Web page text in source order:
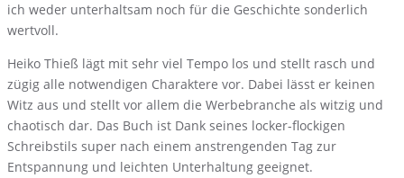
ich weder unterhaltsam noch für die Geschichte sonderlich
wertvoll.
Heiko Thieß lägt mit sehr viel Tempo los und stellt rasch und
zügig alle notwendigen Charaktere vor. Dabei lässt er keinen
Witz aus und stellt vor allem die Werbebranche als witzig und
chaotisch dar. Das Buch ist Dank seines locker-flockigen
Schreibstils super nach einem anstrengenden Tag zur
Entspannung und leichten Unterhaltung geeignet.